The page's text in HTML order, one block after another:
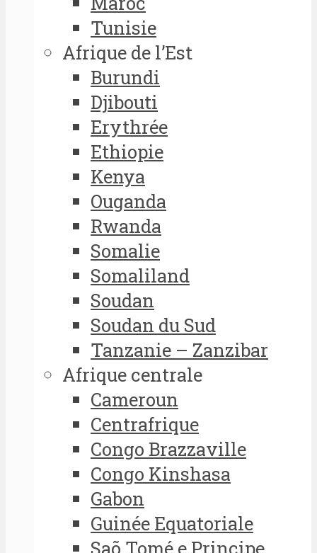
Tunisie
Afrique de l’Est
Burundi
Djibouti
Erythrée
Ethiopie
Kenya
Ouganda
Rwanda
Somalie
Somaliland
Soudan
Soudan du Sud
Tanzanie – Zanzibar
Afrique centrale
Cameroun
Centrafrique
Congo Brazzaville
Congo Kinshasa
Gabon
Guinée Equatoriale
Saõ Tomé e Principe